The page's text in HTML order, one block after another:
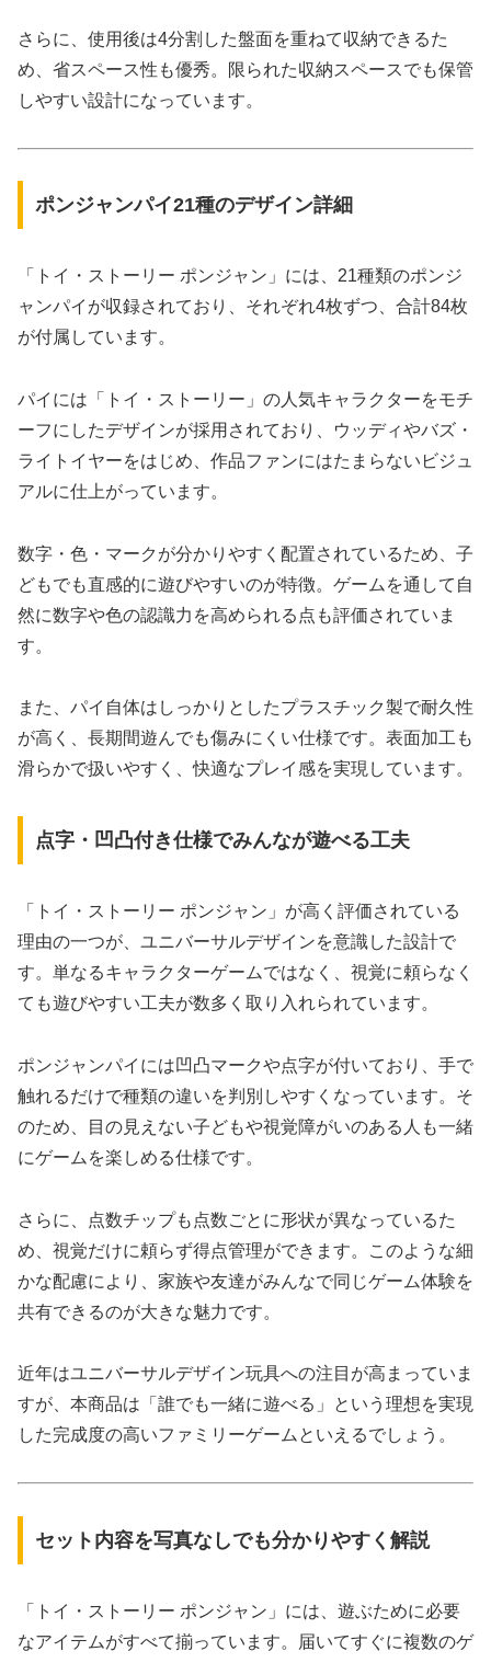
さらに、使用後は4分割した盤面を重ねて収納できるた
め、省スペース性も優秀。限られた収納スペースでも保管
しやすい設計になっています。
ポンジャンパイ21種のデザイン詳細
「トイ・ストーリー ポンジャン」には、21種類のポンジ
ャンパイが収録されており、それぞれ4枚ずつ、合計84枚
が付属しています。
パイには「トイ・ストーリー」の人気キャラクターをモチ
ーフにしたデザインが採用されており、ウッディやバズ・
ライトイヤーをはじめ、作品ファンにはたまらないビジュ
アルに仕上がっています。
数字・色・マークが分かりやすく配置されているため、子
どもでも直感的に遊びやすいのが特徴。ゲームを通して自
然に数字や色の認識力を高められる点も評価されていま
す。
また、パイ自体はしっかりとしたプラスチック製で耐久性
が高く、長期間遊んでも傷みにくい仕様です。表面加工も
滑らかで扱いやすく、快適なプレイ感を実現しています。
点字・凹凸付き仕様でみんなが遊べる工夫
「トイ・ストーリー ポンジャン」が高く評価されている
理由の一つが、ユニバーサルデザインを意識した設計で
す。単なるキャラクターゲームではなく、視覚に頼らなく
ても遊びやすい工夫が数多く取り入れられています。
ポンジャンパイには凹凸マークや点字が付いており、手で
触れるだけで種類の違いを判別しやすくなっています。そ
のため、目の見えない子どもや視覚障がいのある人も一緒
にゲームを楽しめる仕様です。
さらに、点数チップも点数ごとに形状が異なっているた
め、視覚だけに頼らず得点管理ができます。このような細
かな配慮により、家族や友達がみんなで同じゲーム体験を
共有できるのが大きな魅力です。
近年はユニバーサルデザイン玩具への注目が高まっていま
すが、本商品は「誰でも一緒に遊べる」という理想を実現
した完成度の高いファミリーゲームといえるでしょう。
セット内容を写真なしでも分かりやすく解説
「トイ・ストーリー ポンジャン」には、遊ぶために必要
なアイテムがすべて揃っています。届いてすぐに複数のゲ